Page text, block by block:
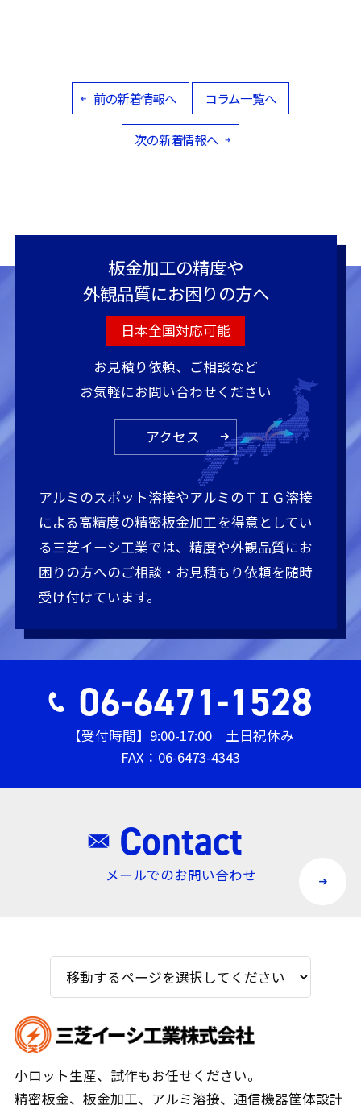
前の新着情報へ コラム一覧へ
次の新着情報へ
板金加工の精度や
外観品質にお困りの方へ
日本全国対応可能
お見積り依頼、ご相談など
お気軽にお問い合わせください
アクセス
アルミのスポット溶接やアルミのＴＩＧ溶接
による高精度の精密板金加工を得意としてい
る三芝イーシ工業では、精度や外観品質にお
困りの方へのご相談・お見積もり依頼を随時
受け付けています。
06-6471-1528
【受付時間】9:00-17:00 土日祝休み
FAX：06-6473-4343
Contact
メールでのお問い合わせ
小ロット生産、試作もお任せください。
精密板金、板金加工、アルミ溶接、通信機器筐体設計